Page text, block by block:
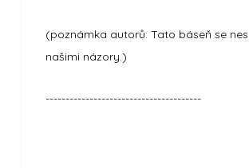
(poznámka autorů: Tato báseň se
našimi názory.)
---------------------------------------